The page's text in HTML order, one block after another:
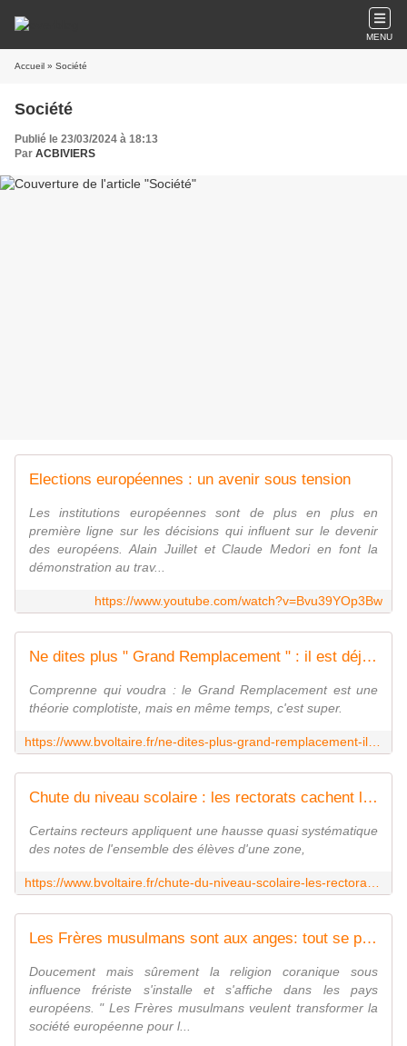
MENU
Accueil » Société
Société
Publié le 23/03/2024 à 18:13
Par ACBIVIERS
Elections européennes : un avenir sous tension
Les institutions européennes sont de plus en plus en
première ligne sur les décisions qui influent sur le devenir
des européens. Alain Juillet et Claude Medori en font la
démonstration au trav...
https://www.youtube.com/watch?v=Bvu39YOp3Bw
Ne dites plus " Grand Remplacement " : il est déjà là et s'appelle... " afropéanité " - Boulevard Voltaire
Comprenne qui voudra : le Grand Remplacement est une
théorie complotiste, mais en même temps, c'est super.
Chute du niveau scolaire : les rectorats cachent la misère en gonflant les notes - Boulevard Voltaire
Certains recteurs appliquent une hausse quasi systématique
des notes de l'ensemble des élèves d'une zone,
Les Frères musulmans sont aux anges: tout se passe comme prévu - Causeur
Doucement mais sûrement la religion coranique sous
influence frériste s'installe et s'affiche dans les pays
européens. " Les Frères musulmans veulent transformer la
société européenne pour l...